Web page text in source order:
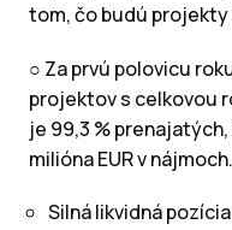
tom, čo budú
○ Za prvú polovicu
projektov s celkovou
je 99,3 %
milióna EUR v nájmoch.
Silná likvidná